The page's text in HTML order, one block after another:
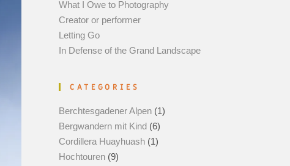
What I Owe to Photography
Creator or performer
Letting Go
In Defense of the Grand Landscape
CATEGORIES
Berchtesgadener Alpen (1)
Bergwandern mit Kind (6)
Cordillera Huayhuash (1)
Hochtouren (9)